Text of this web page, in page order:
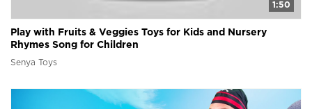
1:50
Play with Fruits & Veggies Toys for Kids and Nursery
Rhymes Song for Children
Senya Toys